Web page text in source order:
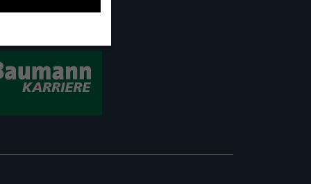
sind essenziell,
Daten
oder Anzeigen-
in unserer